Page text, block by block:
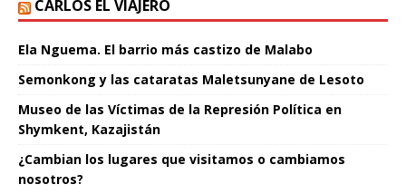
CARLOS EL VIAJERO
Ela Nguema. El barrio más castizo de Malabo
Semonkong y las cataratas Maletsunyane de Lesoto
Museo de las Víctimas de la Represión Política en
Shymkent, Kazajistán
¿Cambian los lugares que visitamos o cambiamos
nosotros?